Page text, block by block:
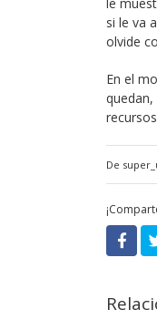
si le va
olvide
En el
De